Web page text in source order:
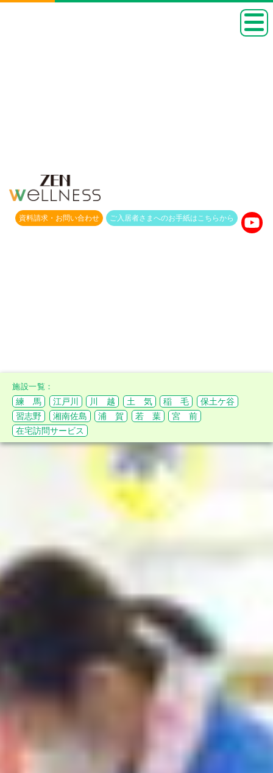
資料請求・ お問い合わせ ご入居者さまへのお手紙はこちらから
練 馬 江戸川 川 越 土 気 稲 毛
保土ケ谷
習志野
湘南佐島 浦 賀 若 葉
宮 前
在宅訪問サービス